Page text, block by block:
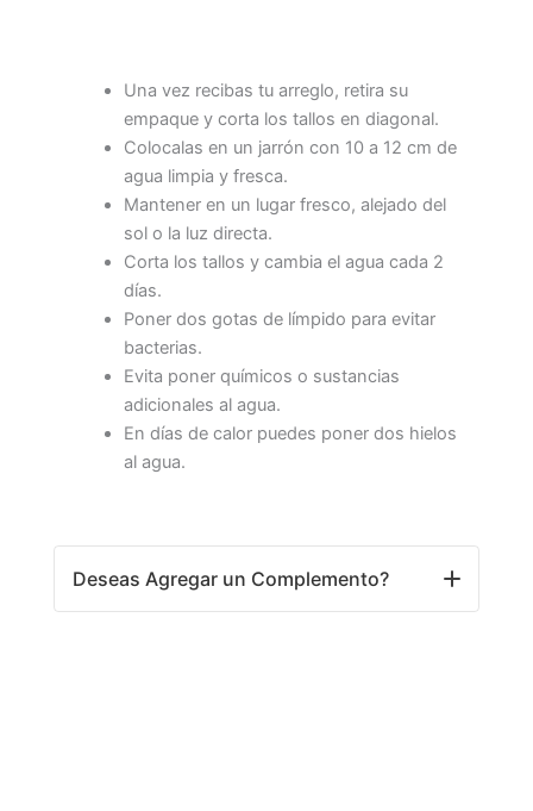
Una vez recibas tu arreglo, retira su
empaque y corta los tallos en diagonal.
Colocalas en un jarrón con 10 a 12 cm de
agua limpia y fresca.
Mantener en un lugar fresco, alejado del
sol o la luz directa.
Corta los tallos y cambia el agua cada 2
días.
Poner dos gotas de límpido para evitar
bacterias.
Evita poner químicos o sustancias
adicionales al agua.
En días de calor puedes poner dos hielos
al agua.
Deseas Agregar un Complemento?